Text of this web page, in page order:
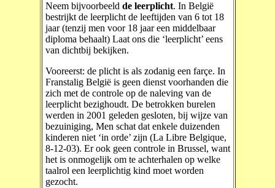
Neem bijvoorbeeld de leerplicht. In België
bestrijkt de leerplicht de leeftijden van 6 tot 18
jaar (tenzij men voor 18 jaar een middelbaar
diploma behaalt) Laat ons die ‘leerplicht’ eens
van dichtbij bekijken.
Vooreerst: de plicht is als zodanig een farçe. In
Franstalig België is geen dienst voorhanden die
zich met de controle op de naleving van de
leerplicht bezighoudt. De betrokken burelen
werden in 2001 geleden gesloten, bij wijze van
bezuiniging, Men schat dat enkele duizenden
kinderen niet ‘in orde’ zijn (La Libre Belgique,
8-12-03). Er ook geen controle in Brussel, want
het is onmogelijk om te achterhalen op welke
taalrol een leerplichtig kind moet worden
gezocht.